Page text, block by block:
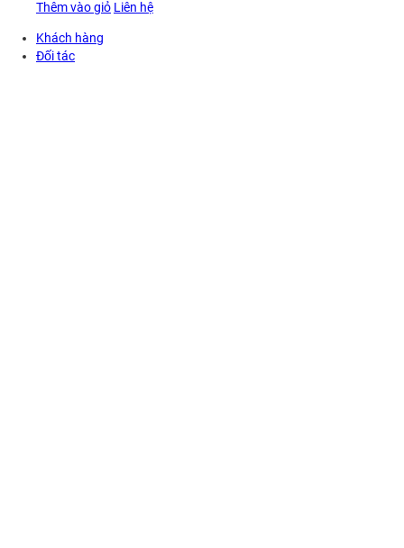
Thêm vào giỏ Liên hệ
Khách hàng
Đối tác